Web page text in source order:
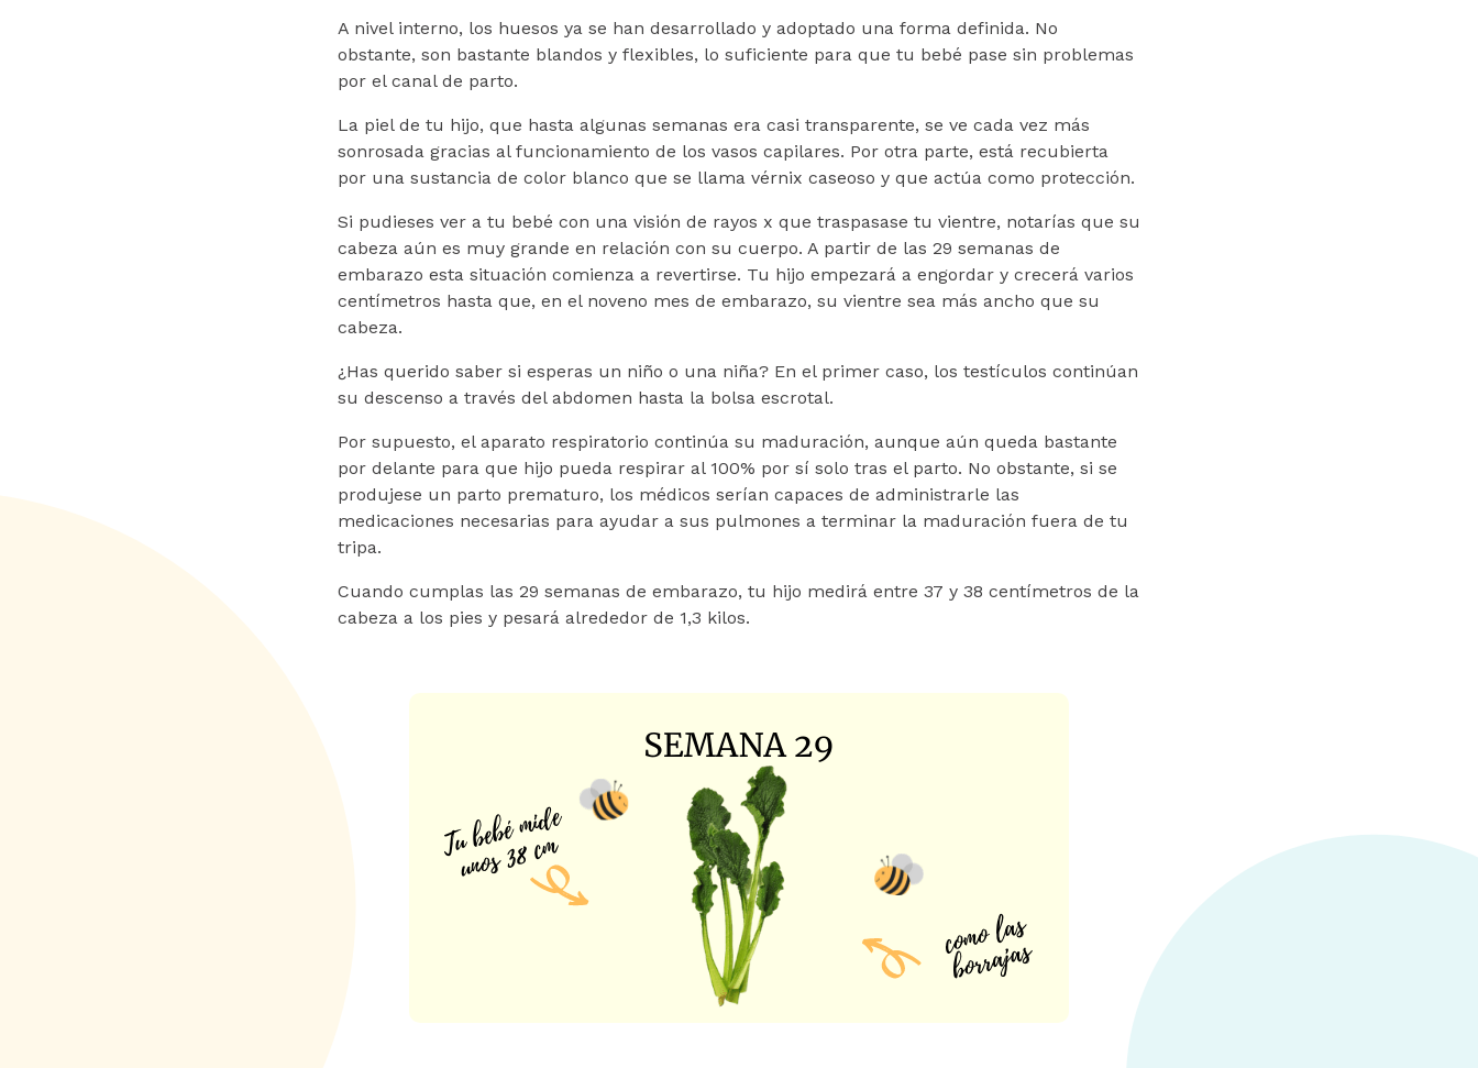
A nivel interno, los huesos ya se han desarrollado y adoptado una forma definida. No
obstante, son bastante blandos y flexibles, lo suficiente para que tu bebé pase sin problemas
por el canal de parto.
La piel de tu hijo, que hasta algunas semanas era casi transparente, se ve cada vez más
sonrosada gracias al funcionamiento de los vasos capilares. Por otra parte, está recubierta
por una sustancia de color blanco que se llama vérnix caseoso y que actúa como protección.
Si pudieses ver a tu bebé con una visión de rayos x que traspasase tu vientre, notarías que su
cabeza aún es muy grande en relación con su cuerpo. A partir de las 29 semanas de
embarazo esta situación comienza a revertirse. Tu hijo empezará a engordar y crecerá varios
centímetros hasta que, en el noveno mes de embarazo, su vientre sea más ancho que su
cabeza.
¿Has querido saber si esperas un niño o una niña? En el primer caso, los testículos continúan
su descenso a través del abdomen hasta la bolsa escrotal.
Por supuesto, el aparato respiratorio continúa su maduración, aunque aún queda bastante
por delante para que hijo pueda respirar al 100% por sí solo tras el parto. No obstante, si se
produjese un parto prematuro, los médicos serían capaces de administrarle las
medicaciones necesarias para ayudar a sus pulmones a terminar la maduración fuera de tu
tripa.
Cuando cumplas las 29 semanas de embarazo, tu hijo medirá entre 37 y 38 centímetros de la
cabeza a los pies y pesará alrededor de 1,3 kilos.